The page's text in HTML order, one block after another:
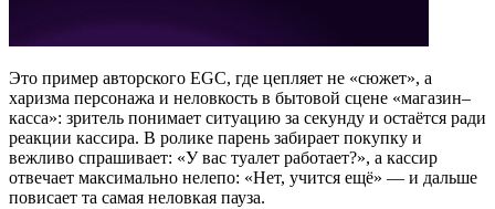
Это пример авторского EGC, где цепляет не «сюжет», а
харизма персонажа и неловкость в бытовой сцене «магазин–
касса»: зритель понимает ситуацию за секунду и остаётся ради
реакции кассира. В ролике парень забирает покупку и
вежливо спрашивает: «У вас туалет работает?», а кассир
отвечает максимально нелепо: «Нет, учится ещё» — и дальше
повисает та самая неловкая пауза.